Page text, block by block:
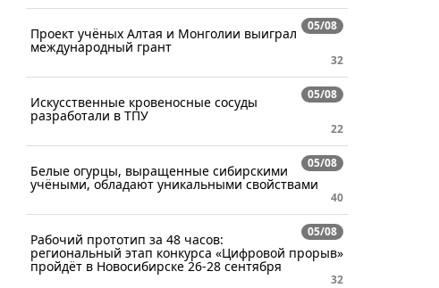
05/08
Проект учёных Алтая и Монголии выиграл
международный грант
32
05/08
Искусственные кровеносные сосуды
разработали в ТПУ
22
05/08
Белые огурцы, выращенные сибирскими
учёными, обладают уникальными свойствами
40
05/08
Рабочий прототип за 48 часов:
региональный этап конкурса «Цифровой прорыв»
пройдёт в Новосибирске 26-28 сентября
32